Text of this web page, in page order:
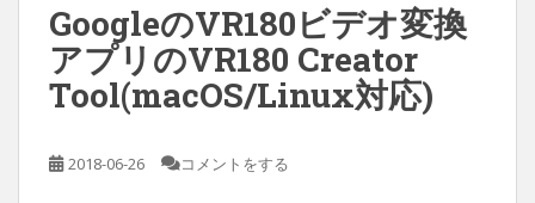
GoogleのVR180ビデオ変換
アプリのVR180 Creator
Tool(macOS/Linux対応)
2018-06-26 コメントをする